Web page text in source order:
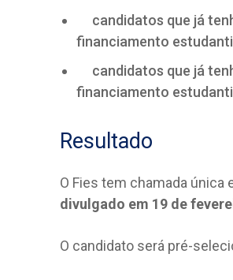
candidatos que já
financiamento
candidatos que já
financiamento
Resultado
O Fies tem chamada única
divulgado em 19 de
O candidato será pré-